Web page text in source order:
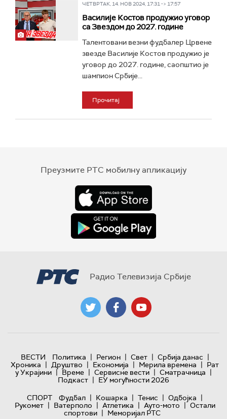
ЧЕТВРТАК, 14. НОВ 2024, 17:31 -> 17:57
Василије Костов продужио уговор
са Звездом до 2027. године
Талентовани везни фудбалер Црвене
звезде Василије Костов продужио је
уговор до 2027. године, саопштио је
шампион Србије...
Прочитај
Преузмите РТС мобилну апликацију
Радио Телевизија Србије
ВЕСТИ Политика | Регион | Свет | Србија данас |
Хроника | Друштво | Економија | Мерила времена | Рат
у Украјини | Време | Сервисне вести | Сматрачница |
Подкаст | ЕУ могућности 2026
СПОРТ
Фудбал | Кошарка | Тенис | Одбојка |
Рукомет | Ватерполо | Атлетика | Ауто-мото | Остали
спортови | Меморијал РТС